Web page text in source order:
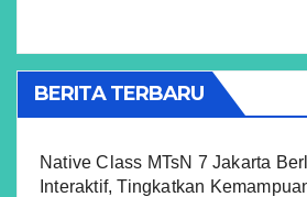
BERITA TERBARU
Native Class MTsN 7 Jakarta
Interaktif, Tingkatkan